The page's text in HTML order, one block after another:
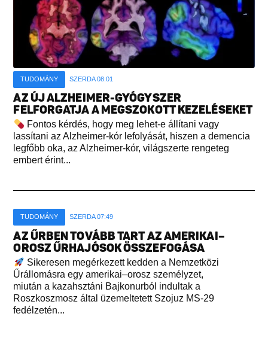
TUDOMÁNY SZERDA 08:01
AZ ÚJ ALZHEIMER-GYÓGYSZER
FELFORGATJA A MEGSZOKOTT KEZELÉSEKET
Fontos kérdés, hogy meg lehet-e állítani vagy
lassítani az Alzheimer-kór lefolyását, hiszen a demencia
legfőbb oka, az Alzheimer-kór, világszerte rengeteg
embert érint...
TUDOMÁNY SZERDA 07:49
AZ ŰRBEN TOVÁBB TART AZ AMERIKAI–
OROSZ ŰRHAJÓSOK ÖSSZEFOGÁSA
Sikeresen megérkezett kedden a Nemzetközi
Űrállomásra egy amerikai–orosz személyzet,
miután a kazahsztáni Bajkonurból indultak a
Roszkoszmosz által üzemeltetett Szojuz MS-29
fedélzetén...